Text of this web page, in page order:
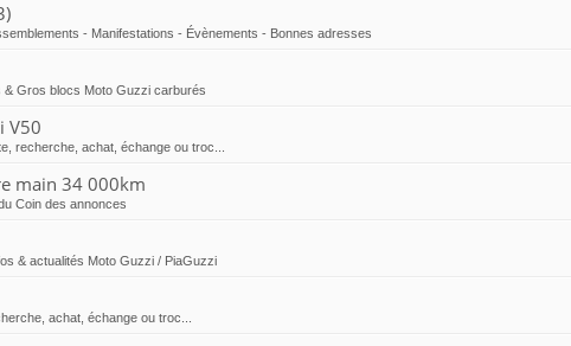
- Manifestations - Évènements - Bonnes adresses
Gros blocs Moto Guzzi carburés
V50
recherche, achat, échange ou troc...
main 34 000km
Coin des annonces
& actualités Moto Guzzi / PiaGuzzi
achat, échange ou troc...